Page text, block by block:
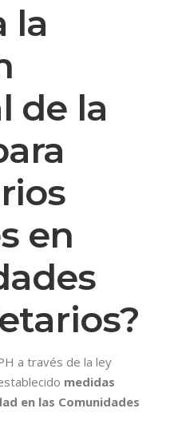
la
de la
en
a través de la ley
medidas
en las Comunidades